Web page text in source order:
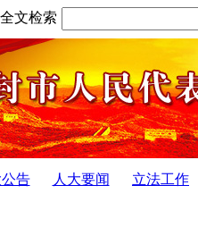
全文检索
公告 人大要闻 立法工作